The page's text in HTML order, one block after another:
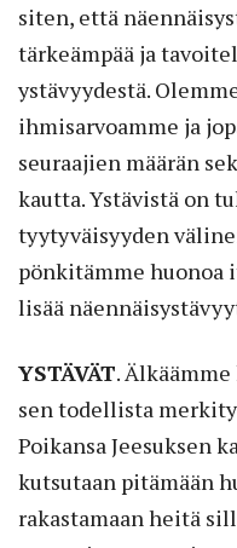
siten, että
tärkeämpää ja
ystävyydestä.
ihmisarvoamme ja
seuraajien määrän
kautta. Ystävistä on
tyytyväisyyden
pönkitämme huonoa
lisää
YSTÄVÄT.
sen todellista
Poikansa Jeesuksen
kutsutaan pitämään
rakastamaan heitä